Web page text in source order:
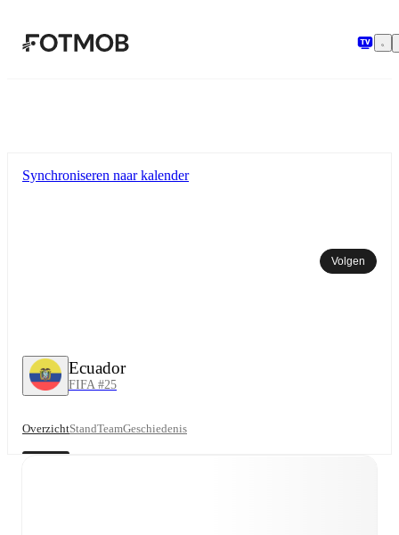
Ecuador
FIFA #25
Synchroniseren naar kalender
Volgen
OverzichtStandTeamGeschiedenis